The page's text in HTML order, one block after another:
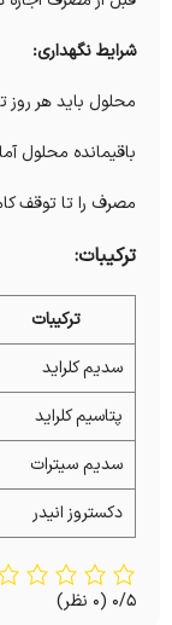
شرایط نگهداری:
محلول باید هر روز
باقیمانده محلول آماده را پس
مصرف را تا توقف
ترکیبات:
ترکیبات
سدیم کلراید
پتاسیم کلراید
سدیم سیترات
دکستروز انیدر
0/5 (0 نظر)